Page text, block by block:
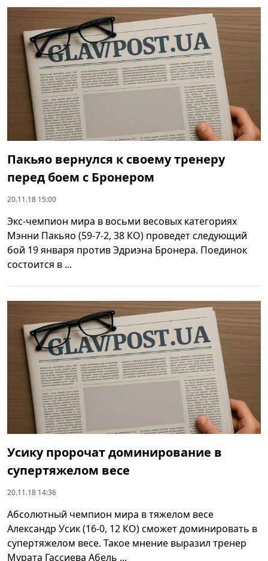
Пакьяо вернулся к своему тренеру
перед боем с Бронером
20.11.18 15:00
Экс-чемпион мира в восьми весовых категориях
Мэнни Пакьяо (59-7-2, 38 КО) проведет следующий
бой 19 января против Эдриэна Бронера. Поединок
состоится в ...
Усику пророчат доминирование в
супертяжелом весе
20.11.18 14:36
Абсолютный чемпион мира в тяжелом весе
Александр Усик (16-0, 12 КО) сможет доминировать в
супертяжелом весе. Такое мнение выразил тренер
Мурата Гассиева Абель ...